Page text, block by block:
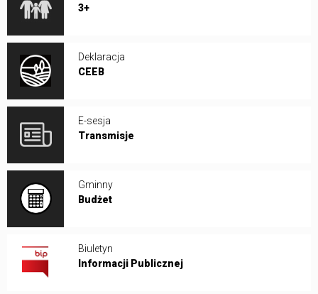
3+
Deklaracja
CEEB
E-sesja
Transmisje
Gminny
Budżet
Biuletyn
Informacji Publicznej